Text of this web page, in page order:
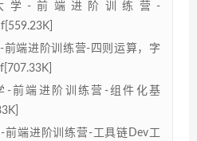
学-前端进阶训练营-
前端进阶训练营-四则运算，字
-前端进阶训练营-组件化基
前端进阶训练营-工具链Dev工